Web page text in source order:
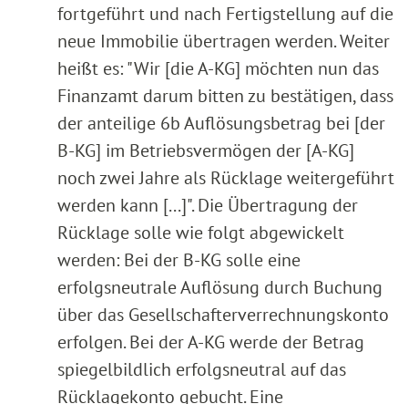
fortgeführt und nach Fertigstellung auf die
neue Immobilie übertragen werden. Weiter
heißt es: "Wir [die A-KG] möchten nun das
Finanzamt darum bitten zu bestätigen, dass
der anteilige 6b Auflösungsbetrag bei [der
B-KG] im Betriebsvermögen der [A-KG]
noch zwei Jahre als Rücklage weitergeführt
werden kann [...]". Die Übertragung der
Rücklage solle wie folgt abgewickelt
werden: Bei der B-KG solle eine
erfolgsneutrale Auflösung durch Buchung
über das Gesellschafterverrechnungskonto
erfolgen. Bei der A-KG werde der Betrag
spiegelbildlich erfolgsneutral auf das
Rücklagekonto gebucht. Eine